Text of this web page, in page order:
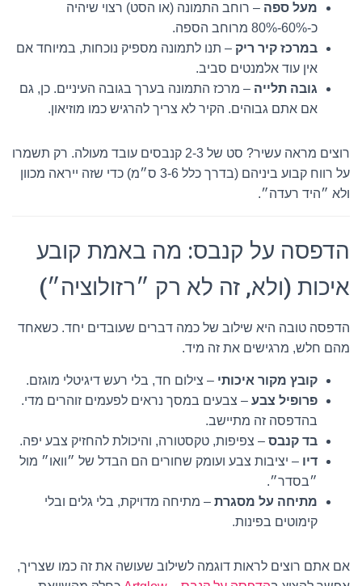
מעל ספה – רוחב התמונה (או הסט) רצוי שיהיה
כ-60%-80% מרוחב הספה.
במרכז קיר ריק – תנו לתמונה מספיק נוכחות, במיוחד אם
אין עוד אלמנטים סביב.
גובה תלייה – מרכז התמונה בערך בגובה העיניים. כן, גם
אם אתם גבוהים. הקיר לא צריך להרגיש כמו מוזיאון.
רוצים מראה עשיר? סט של 2-3 קנבסים עובד מעולה. רק תשמרו
על רווח קבוע ביניהם (בדרך כלל 3-6 ס״מ) כדי שזה ייראה מכוון
ולא ״היד רעדה״.
הדפסה על קנבס: מה באמת קובע
איכות (ולא, זה לא רק ״רזולוציה״)
הדפסה טובה היא שילוב של כמה דברים שעובדים יחד. כשאחד
מהם חלש, מרגישים את זה מיד.
קובץ מקור איכותי – צילום חד, בלי רעש דיגיטלי מוגזם.
פרופיל צבע – צבעים במסך נראים לפעמים זוהרים מדי.
בהדפסה זה מתיישב.
בד קנבס – צפיפות, טקסטורה, והיכולת להחזיק צבע יפה.
דיו – יציבות צבע ועומק שחורים הם הבדל של ״וואו״ מול
״בסדר״.
מתיחה על מסגרת – מתיחה מדויקת, בלי גלים ובלי
קימוטים בפינות.
אם אתם רוצים לראות דוגמה לשילוב שעושה את זה כמו שצריך,